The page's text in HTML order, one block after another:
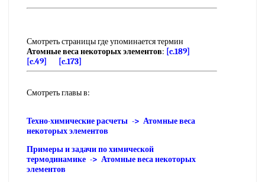
Смотреть страницы где упоминается термин
Атомные веса некоторых элементов: [c.189]
[c.49]
[c.173]
Смотреть главы в:
Техно-химические расчеты -> Атомные веса
некоторых элементов
Примеры и задачи по химической
термодинамике -> Атомные веса некоторых
элементов